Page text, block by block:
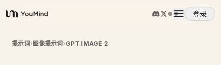
YouMind
登录
概览
提示词› 图像提示词 ›GPT IMAGE 2